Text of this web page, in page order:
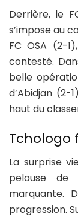
Derrière, le
s’impose au
FC OSA (2-
contesté.
belle
d’Abidjan (2-
haut du
Tchologo
La surprise
pelouse de
marquante.
progression.